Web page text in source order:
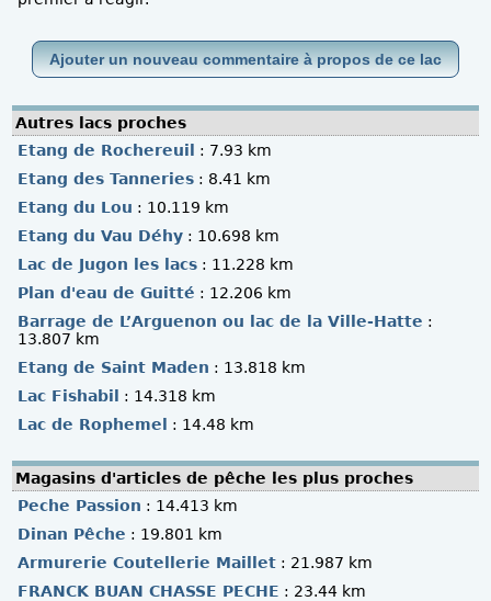
Ajouter un nouveau commentaire à propos de ce lac
Autres lacs proches
Etang de Rochereuil
: 7.93 km
Etang des Tanneries : 8.41 km
Etang du Lou : 10.119 km
Etang du Vau Déhy : 10.698 km
Lac de Jugon les lacs : 11.228 km
Plan d'eau de Guitté : 12.206 km
Barrage de L’Arguenon ou lac de la Ville-Hatte :
13.807 km
Etang de Saint Maden : 13.818 km
Lac Fishabil
: 14.318 km
Lac de Rophemel
: 14.48 km
Magasins d'articles de pêche les plus proches
Peche Passion : 14.413 km
Dinan Pêche : 19.801 km
Armurerie Coutellerie Maillet : 21.987 km
FRANCK BUAN CHASSE PECHE : 23.44 km